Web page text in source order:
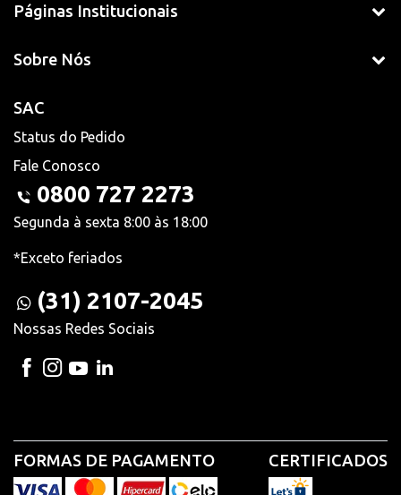
Páginas Institucionais
Sobre Nós
SAC
Status do Pedido
Fale Conosco
0800 727 2273
Segunda à sexta 8:00 às 18:00
*Exceto feriados
(31) 2107-2045
Nossas Redes Sociais
FORMAS DE PAGAMENTO CERTIFICADOS